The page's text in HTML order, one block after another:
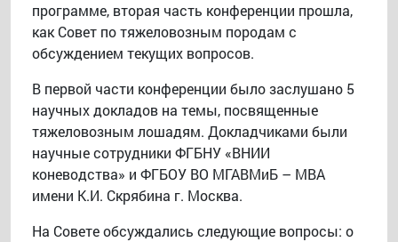
программе, вторая часть конференции прошла,
как Совет по тяжеловозным породам с
обсуждением текущих вопросов.
В первой части конференции было заслушано 5
научных докладов на темы, посвященные
тяжеловозным лошадям. Докладчиками были
научные сотрудники ФГБНУ «ВНИИ
коневодства» и ФГБОУ ВО МГАВМиБ – МВА
имени К.И. Скрябина г. Москва.
На Совете обсуждались следующие вопросы: о